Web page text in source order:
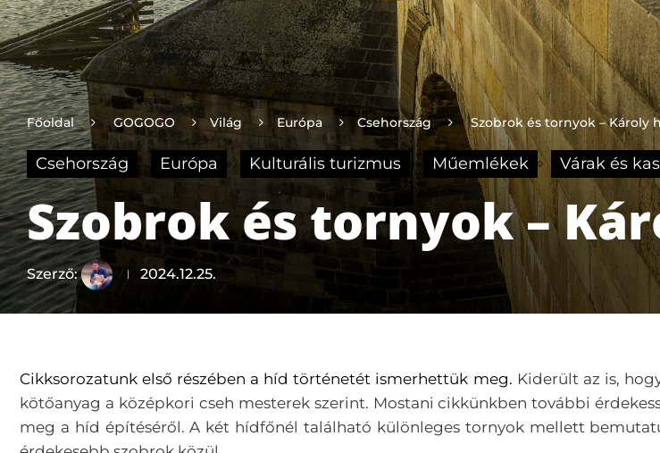
Főoldal GOGOGO Világ Európa Csehország Szobrok és tornyok – Károly
Csehország Európa Kulturális turizmus Műemlékek Várak és
Szobrok és tornyok –
Szerző: 2024.12.25.
Cikksorozatunk első részében a híd történetét ismerhettük meg. Kiderült az is,
kötőanyag a középkori cseh mesterek szerint. Mostani cikkünkben további
meg a híd építéséről. A két hídfőnél található különleges tornyok mellett